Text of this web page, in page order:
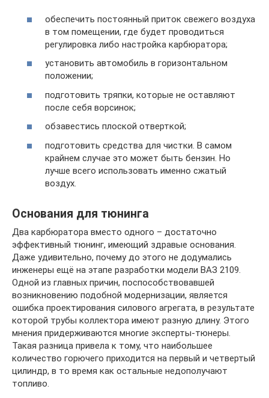
обеспечить постоянный приток свежего воздуха
в том помещении, где будет проводиться
регулировка либо настройка карбюратора;
установить автомобиль в горизонтальном
положении;
подготовить тряпки, которые не оставляют
после себя ворсинок;
обзавестись плоской отверткой;
подготовить средства для чистки. В самом
крайнем случае это может быть бензин. Но
лучше всего использовать именно сжатый
воздух.
Основания для тюнинга
Два карбюратора вместо одного – достаточно
эффективный тюнинг, имеющий здравые основания.
Даже удивительно, почему до этого не додумались
инженеры ещё на этапе разработки модели ВАЗ 2109.
Одной из главных причин, поспособствовавшей
возникновению подобной модернизации, является
ошибка проектирования силового агрегата, в результате
которой трубы коллектора имеют разную длину. Этого
мнения придерживаются многие эксперты-тюнеры.
Такая разница привела к тому, что наибольшее
количество горючего приходится на первый и четвертый
цилиндр, в то время как остальные недополучают
топливо.